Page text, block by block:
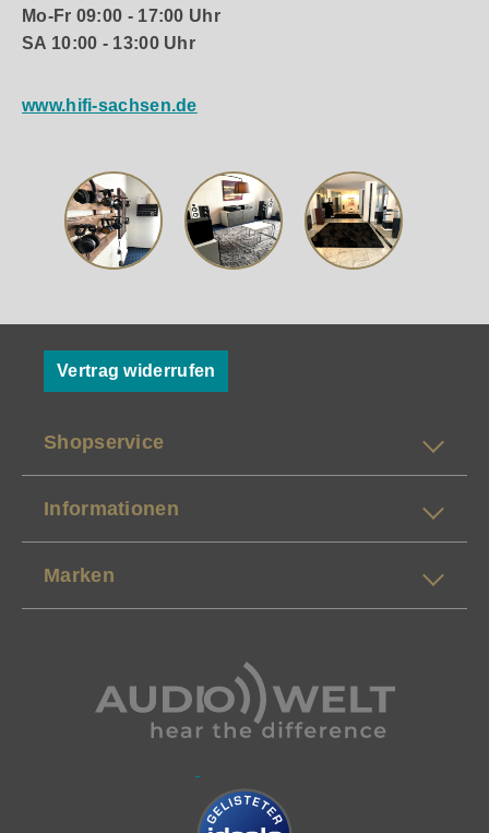
Mo-Fr 09:00 - 17:00 Uhr
SA 10:00 - 13:00 Uhr
www.hifi-sachsen.de
Vertrag widerrufen
Shopservice
Informationen
Marken